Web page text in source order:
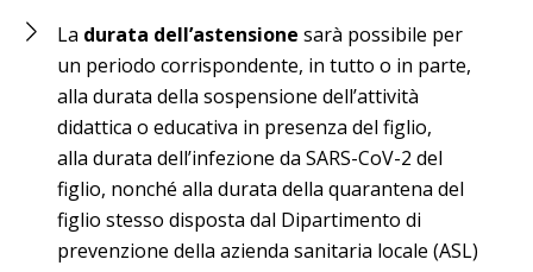
La durata dell’astensione sarà possibile per
un periodo corrispondente, in tutto o in parte,
alla durata della sospensione dell’attività
didattica o educativa in presenza del figlio,
alla durata dell’infezione da SARS-CoV-2 del
figlio, nonché alla durata della quarantena del
figlio stesso disposta dal Dipartimento di
prevenzione della azienda sanitaria locale (ASL)